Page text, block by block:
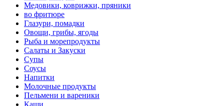
Медовики, коврижки, пряники
во фритюре
Глазури, помадки
Овощи, грибы, ягоды
Рыба и морепродукты
Салаты и Закуски
Супы
Соусы
Напитки
Молочные продукты
Пельмени и вареники
Каши